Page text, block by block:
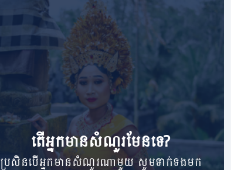
តើ​អ្នក​មាន​សំណួរ​មែនទេ?
ប្រសិនបើអ្នកមានសំណួរណាមួយ សូមទាក់ទងមក